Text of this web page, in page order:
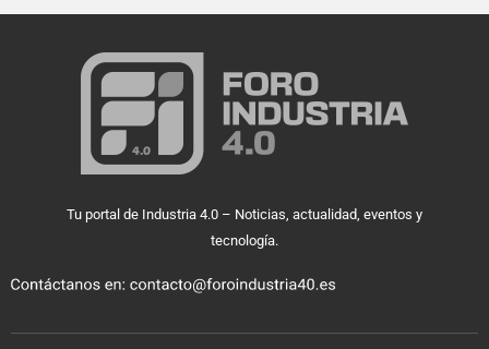
Tu portal de Industria 4.0 – Noticias, actualidad, eventos y
tecnología.